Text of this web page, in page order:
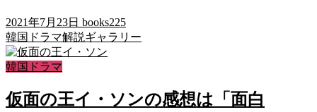
2021年7月23日 books225
韓国ドラマ解説ギャラリー
韓国ドラマ
仮面の王イ・ソンの感想は「面白